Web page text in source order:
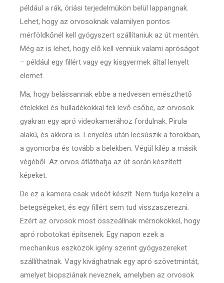
például a rák, óriási terjedelmükön belül lappangnak.
Lehet, hogy az orvosoknak valamilyen pontos
mérföldkőnél kell gyógyszert szállítaniuk az út mentén.
Még az is lehet, hogy elő kell venniük valami apróságot
– például egy fillért vagy egy kisgyermek által lenyelt
elemet.
Ma, hogy belássannak ebbe a nedvesen emészthető
ételekkel és hulladékokkal teli levő csőbe, az orvosok
gyakran egy apró videokamerához fordulnak. Pirula
alakú, és akkora is. Lenyelés után lecsúszik a torokban,
a gyomorba és tovább a belekben. Végül kilép a másik
végéből. Az orvos átláthatja az út során készített
képeket.
De ez a kamera csak videót készít. Nem tudja kezelni a
betegségeket, és egy fillért sem tud visszaszerezni.
Ezért az orvosok most összeállnak mérnökökkel, hogy
apró robotokat építsenek. Egy napon ezek a
mechanikus eszközök igény szerint gyógyszereket
szállíthatnak. Vagy kivághatnak egy apró szövetmintát,
amelyet biopsziának neveznek, amelyben az orvosok